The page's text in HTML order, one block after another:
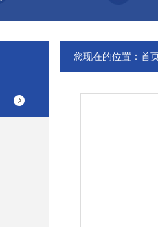
您现在的位置： 首